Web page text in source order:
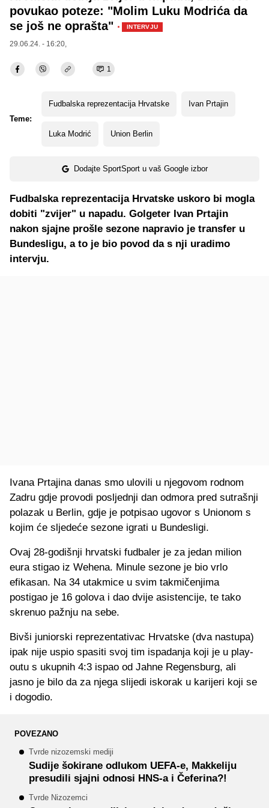
povukao poteze: "Molim Luku Modrića da
se još ne oprašta" · INTERVJU
29.06.24. - 16:20,
1
Teme:
Fudbalska reprezentacija Hrvatske Ivan Prtajin
Luka Modrić Union Berlin
Dodajte SportSport u vaš Google izbor
Fudbalska reprezentacija Hrvatske uskoro bi mogla
dobiti "zvijer" u napadu. Golgeter Ivan Prtajin
nakon sjajne prošle sezone napravio je transfer u
Bundesligu, a to je bio povod da s nji uradimo
intervju.
Ivana Prtajina danas smo ulovili u njegovom rodnom
Zadru gdje provodi posljednji dan odmora pred sutrašnji
polazak u Berlin, gdje je potpisao ugovor s Unionom s
kojim će sljedeće sezone igrati u Bundesligi.
Ovaj 28-godišnji hrvatski fudbaler je za jedan milion
eura stigao iz Wehena. Minule sezone je bio vrlo
efikasan. Na 34 utakmice u svim takmičenjima
postigao je 16 golova i dao dvije asistencije, te tako
skrenuo pažnju na sebe.
Bivši juniorski reprezentativac Hrvatske (dva nastupa)
ipak nije uspio spasiti svoj tim ispadanja koji je u play-
outu s ukupnih 4:3 ispao od Jahne Regensburg, ali
jasno je bilo da za njega slijedi iskorak u karijeri koji se
i dogodio.
POVEZANO
Tvrde nizozemski mediji
Sudije šokirane odlukom UEFA-e, Makkeliju
presudili sjajni odnosi HNS-a i Čeferina?!
Tvrde Nizozemci